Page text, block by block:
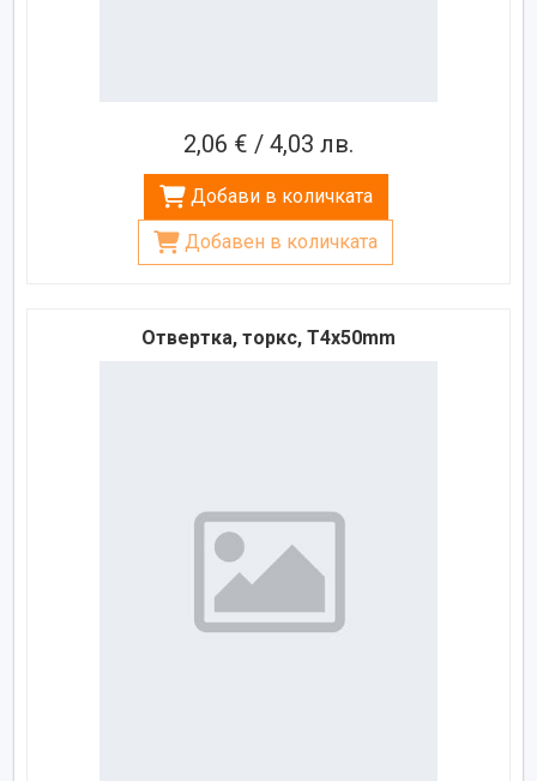
2,06 € / 4,03 лв.
Добави в количката
Добавен в количката
Отвертка, торкс, T4x50mm